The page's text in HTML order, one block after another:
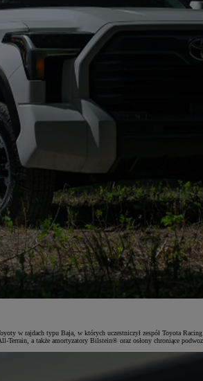
w rajdach typu Baja, w których uczestniczył zespół Toyota
a także amortyzatory Bilstein® oraz osłony chroniące